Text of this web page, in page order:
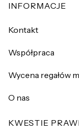
INFORMACJE
Kontakt
Współpraca
Wycena regałów
O nas
KWESTIE